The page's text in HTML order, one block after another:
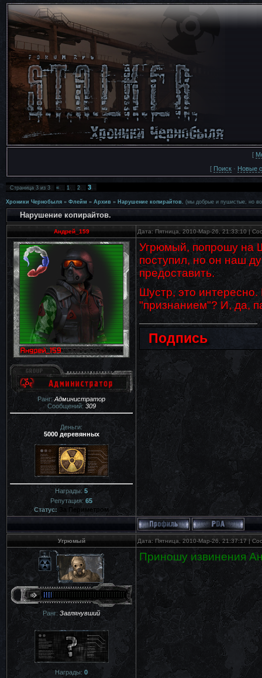
[
[ Поиск · Новые
Страница3из3 « 1 2 3
Хроники Чернобыля » Флейм » Архив » Нарушение копирайтов. (мы добрые и пушистые, но
Нарушение копирайтов.
Андрей_159 Дата: Пятница, 2010-Мар-26, 21:33:10 |
Ранг:Администратор
Сообщений:309
Деньги:
5000 деревянных
Награды:5
Репутация:65
Статус:
За Периметром
Угрюмый, попрошу на
поступил, но он наш
предоставить.
Шустр, это
"признанием"? И, да,
Подпись
Угрюмый Дата: Пятница, 2010-Мар-26, 21:37:17 |
Ранг: Заглянувший
Награды: 0
Приношу извинения